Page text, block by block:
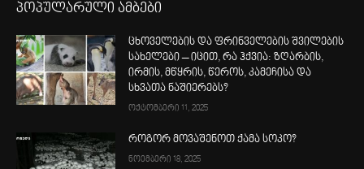
პოპულარული ამბები
ცხოველების და ფრინველების შვილების
სახელები – იცით, რა ჰქვია: ზღარბის,
ირმის, მწყრის, წეროს, კამეჩისა და
სხვათა ნაშიერებს?
ოქტომბერი 11, 2025
როგორ მოვაშენოთ ქამა სოკო?
ნოემბერი 18, 2025